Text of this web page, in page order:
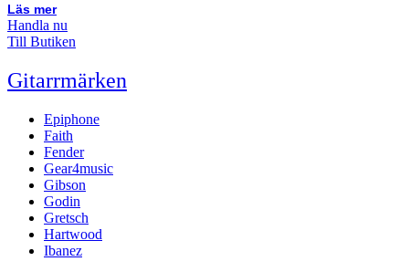
Läs mer
Handla nu
Till Butiken
Gitarrmärken
Epiphone
Faith
Fender
Gear4music
Gibson
Godin
Gretsch
Hartwood
Ibanez